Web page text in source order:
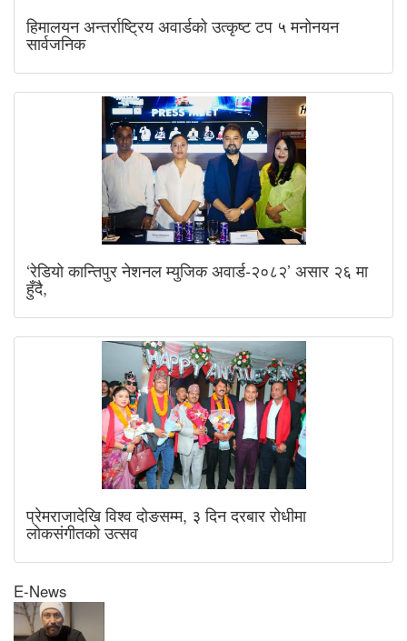
हिमालयन अन्तर्राष्ट्रिय अवार्डको उत्कृष्ट टप ५ मनोनयन
सार्वजनिक
‘रेडियो कान्तिपुर नेशनल म्युजिक अवार्ड-२०८२’ असार २६ मा
हुँदै,
प्रेमराजादेखि विश्व दोङसम्म, ३ दिन दरबार रोधीमा
लोकसंगीतको उत्सव
E-News